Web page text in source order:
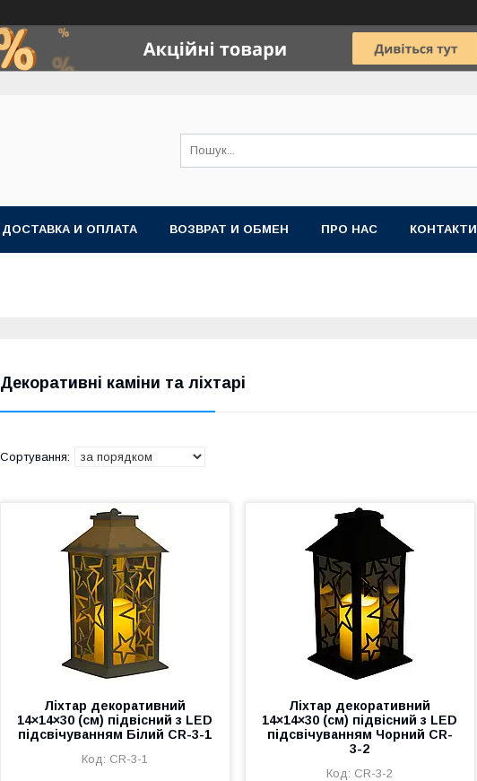
ДОСТАВКА И ОПЛАТА ВОЗВРАТ И ОБМЕН ПРО НАС КОНТАКТИ
Декоративні каміни та ліхтарі
Ліхтар декоративний
14×14×30 (см) підвісний з LED
підсвічуванням Білий CR-3-1
CR-3-1
Ліхтар декоративний
14×14×30 (см) підвісний з LED
підсвічуванням Чорний CR-
3-2
CR-3-2